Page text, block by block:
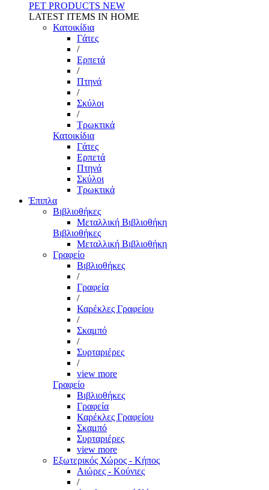
PET PRODUCTS NEW
LATEST ITEMS IN HOME
Κατοικίδια
Γάτες
/
Ερπετά
/
Πτηνά
/
Σκύλοι
/
Τρωκτικά
Κατοικίδια
Γάτες
Ερπετά
Πτηνά
Σκύλοι
Τρωκτικά
Έπιπλα
Βιβλιοθήκες
Μεταλλική Βιβλιοθήκη
Βιβλιοθήκες
Μεταλλική Βιβλιοθήκη
Γραφείο
Βιβλιοθήκες
/
Γραφεία
/
Καρέκλες Γραφείου
/
Σκαμπό
/
Συρταριέρες
/
view more
Γραφείο
Βιβλιοθήκες
Γραφεία
Καρέκλες Γραφείου
Σκαμπό
Συρταριέρες
view more
Εξωτερικός Χώρος - Κήπος
Αιώρες - Κούνιες
/